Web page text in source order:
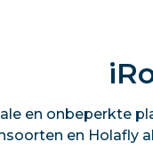
en onbeperkte
en Holafly